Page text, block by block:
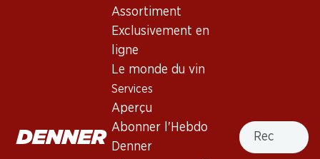
Assortiment
Exclusivement en
ligne
Le monde du vin
Services
Aperçu
Abonner l'Hebdo
Denner
Recherche
France ,Bordeaux, 2007
France, Bordeaux, 2007, 75 cl